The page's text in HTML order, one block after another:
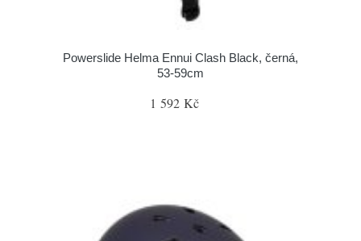
Powerslide Helma Ennui Clash Black, černá,
53-59cm
1 592 Kč